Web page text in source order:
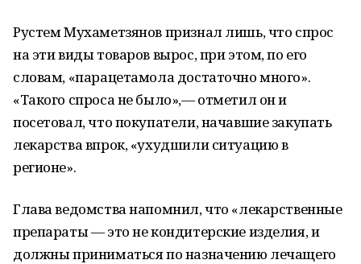
Рустем Мухаметзянов признал лишь, что спрос
на эти виды товаров вырос, при этом, по его
словам, «парацетамола достаточно много».
«Такого спроса не было»,— отметил он и
посетовал, что покупатели, начавшие закупать
лекарства впрок, «ухудшили ситуацию в
регионе».
Глава ведомства напомнил, что «лекарственные
препараты — это не кондитерские изделия, и
должны приниматься по назначению лечащего